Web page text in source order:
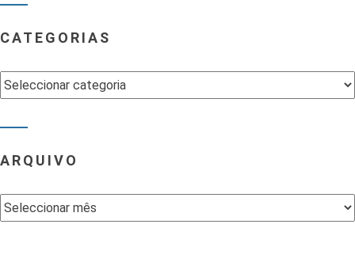
CATEGORIAS
Categorias
ARQUIVO
Arquivo